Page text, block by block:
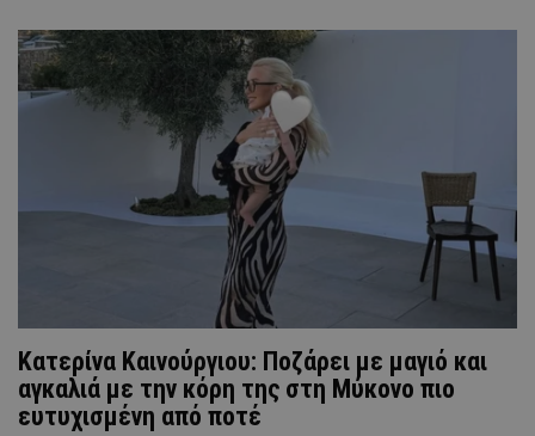
Κατερίνα Καινούργιου: Ποζάρει με μαγιό και
αγκαλιά με την κόρη της στη Μύκονο πιο
ευτυχισμένη από ποτέ